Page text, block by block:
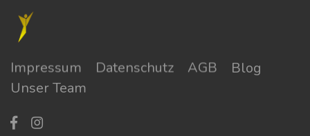
Impressum Datenschutz AGB
Blog
Unser Team